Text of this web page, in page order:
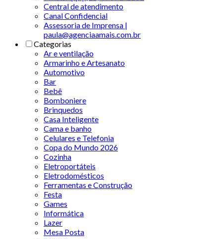
Central de atendimento
Canal Confidencial
Assessoria de Imprensa |
paula@agenciaamais.com.br
Categorias
Ar e ventilação
Armarinho e Artesanato
Automotivo
Bar
Bebê
Bomboniere
Brinquedos
Casa Inteligente
Cama e banho
Celulares e Telefonia
Copa do Mundo 2026
Cozinha
Eletroportáteis
Eletrodomésticos
Ferramentas e Construção
Festa
Games
Informática
Lazer
Mesa Posta